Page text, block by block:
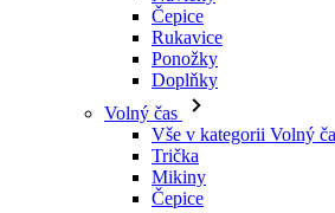
Volný čas
Vše v kategorii Volný čas
Trička
Mikiny
Čepice
Triatlon
Vše v kategorii Triatlon
Tílka
Kombinézy